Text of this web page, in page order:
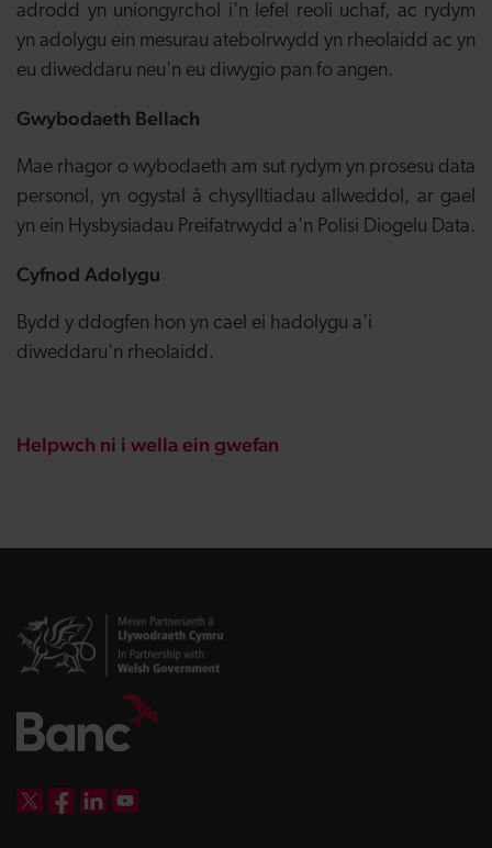
adrodd yn uniongyrchol i'n lefel reoli uchaf, ac rydym
yn adolygu ein mesurau atebolrwydd yn rheolaidd ac yn
eu diweddaru neu'n eu diwygio pan fo angen.
Gwybodaeth Bellach
Mae rhagor o wybodaeth am sut rydym yn prosesu data
personol, yn ogystal â chysylltiadau allweddol, ar gael
yn ein Hysbysiadau Preifatrwydd a'n Polisi Diogelu Data.
Cyfnod Adolygu
Bydd y ddogfen hon yn cael ei hadolygu a'i
diweddaru'n rheolaidd.
Helpwch ni i wella ein gwefan